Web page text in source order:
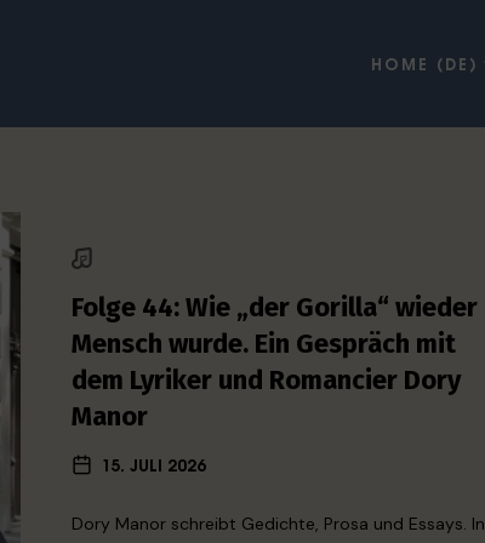
HOME (DE)
Folge 44: Wie „der Gorilla“ wieder
Mensch wurde. Ein Gespräch mit
dem Lyriker und Romancier Dory
Manor
15. JULI 2026
Dory Manor schreibt Gedichte, Prosa und Essays. In